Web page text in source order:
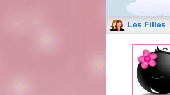
Les Filles